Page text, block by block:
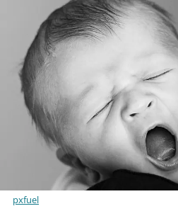
pxfuel